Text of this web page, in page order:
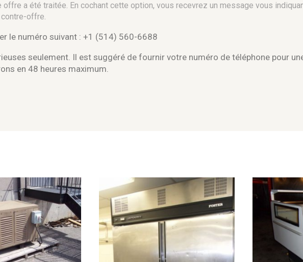
a été traitée. En cochant cette option, vous recevrez un message vous
offre.
le numéro suivant : +1 (514) 560-6688
seulement. Il est suggéré de fournir votre numéro de téléphone pour
en 48 heures maximum.